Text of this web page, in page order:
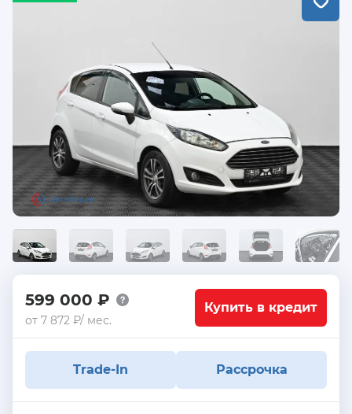
599 000 ₽
от 7 872 ₽/ мес.
Купить в кредит
Trade-In Рассрочка